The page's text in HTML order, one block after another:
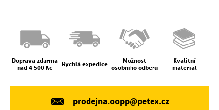
Doprava zdarma
nad 4 500 Kč
Rychlá expedice
Možnost
osobního odběru
Kvalitní
materiál
prodejna.oopp@petex.cz